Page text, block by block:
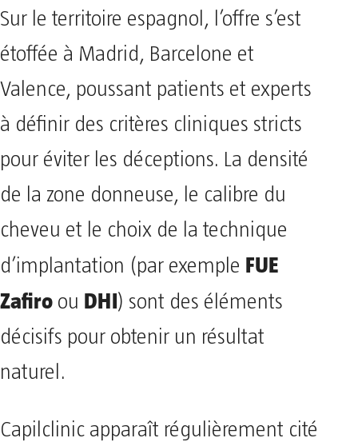
Sur le territoire espagnol, l’offre s’est
étoffée à Madrid, Barcelone et
Valence, poussant patients et experts
à définir des critères cliniques stricts
pour éviter les déceptions. La densité
de la zone donneuse, le calibre du
cheveu et le choix de la technique
d’implantation (par exemple FUE
Zafiro ou DHI) sont des éléments
décisifs pour obtenir un résultat
naturel.
Capilclinic apparaît régulièrement cité